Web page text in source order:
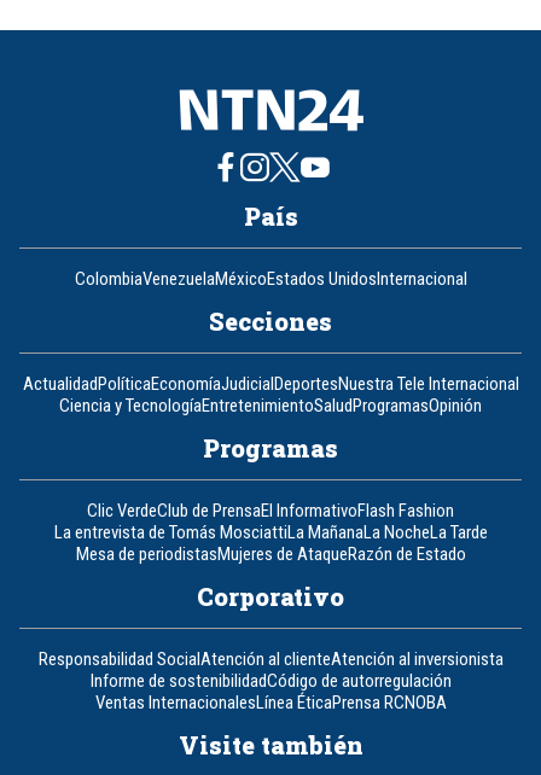
8
País
ColombiaVenezuelaMéxicoEstados UnidosInternacional
Secciones
ActualidadPolíticaEconomíaJudicialDeportesNuestra Tele Internacional
Ciencia y TecnologíaEntretenimientoSaludProgramasOpinión
Programas
Clic VerdeClub de PrensaEl InformativoFlash Fashion
La entrevista de Tomás MosciattiLa MañanaLa NocheLa Tarde
Mesa de periodistasMujeres de AtaqueRazón de Estado
Corporativo
Responsabilidad SocialAtención al clienteAtención al inversionista
Informe de sostenibilidadCódigo de autorregulación
Ventas InternacionalesLínea ÉticaPrensa RCNOBA
Visite también